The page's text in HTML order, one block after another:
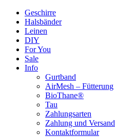
Zum
Inhalt
springen
Geschirre
Halsbänder
Leinen
DIY
For You
Sale
Info
Gurtband
AirMesh – Fütterung
BioThane®
Tau
Zahlungsarten
Zahlung und Versand
Kontaktformular